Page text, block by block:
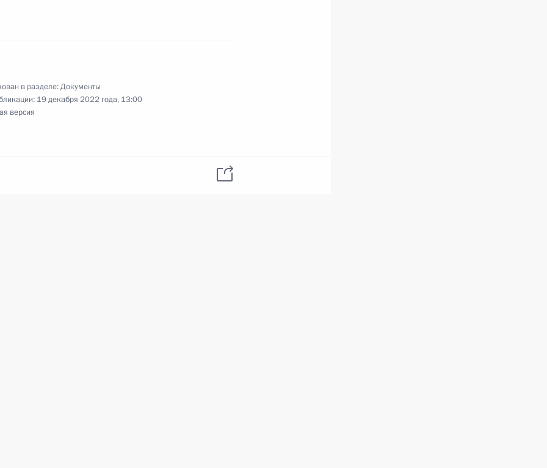
Тульской области
в разделе:Документы
19 декабря 2022 года, 13:00
версия